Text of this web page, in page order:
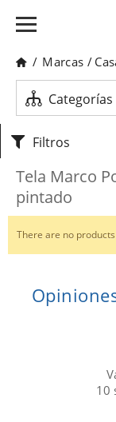
/ Marcas /
Categorías
Filtros
Tela Marco
pintado
There are no
10